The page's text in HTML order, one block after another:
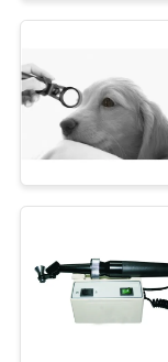
Digital